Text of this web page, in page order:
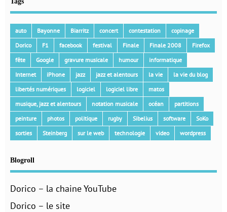
auto Bayonne Biarritz concert contestation
copinage
Dorico
F1 facebook festival Finale Finale 2008
Firefox
fête
Google gravure musicale humour
informatique
Internet
iPhone jazz jazz et alentours la vie
la vie du blog
libertés numériques
logiciel logiciel libre
matos
musique, jazz et alentours
notation musicale océan
partitions
peinture
photos politique rugby Sibelius software
SoKo
sorties
Steinberg sur le web technologie video wordpress
Blogroll
Dorico – la chaine YouTube
Dorico – le site